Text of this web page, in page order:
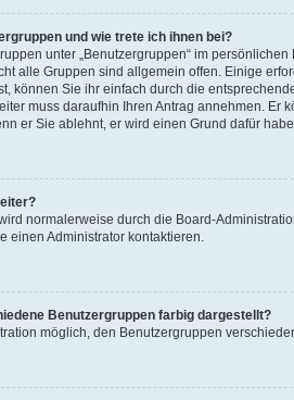
und wie trete ich ihnen bei?
unter „Benutzergruppen“ im
alle Gruppen sind allgemein offen. Einige
können Sie ihr einfach durch die
muss daraufhin Ihren Antrag annehmen.
er Sie ablehnt, er wird einen Grund dafür
normalerweise durch die Board-
einen Administrator kontaktieren.
Benutzergruppen farbig dargestellt?
möglich, den Benutzergruppen